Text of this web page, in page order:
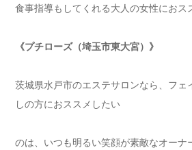
食事指導もしてくれる大人の女性におス
《プチローズ（埼玉市東大宮）》
茨城県水戸市のエステサロンなら、フェ
しの方におススメしたい
のは、いつも明るい笑顔が素敵なオーナ